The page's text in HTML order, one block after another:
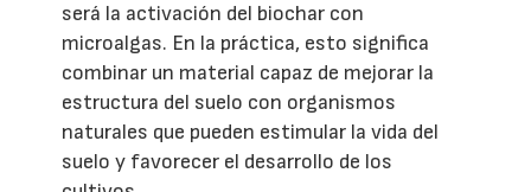
será la activación del biochar con
microalgas. En la práctica, esto significa
combinar un material capaz de mejorar la
estructura del suelo con organismos
naturales que pueden estimular la vida del
suelo y favorecer el desarrollo de los